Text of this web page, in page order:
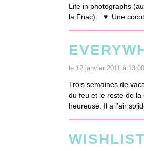
Life in photographs
la Fnac). ♥ Une
le 12 janvier 2011 à
Trois semaines de
du feu et le reste de la
heureuse. Il a l’air